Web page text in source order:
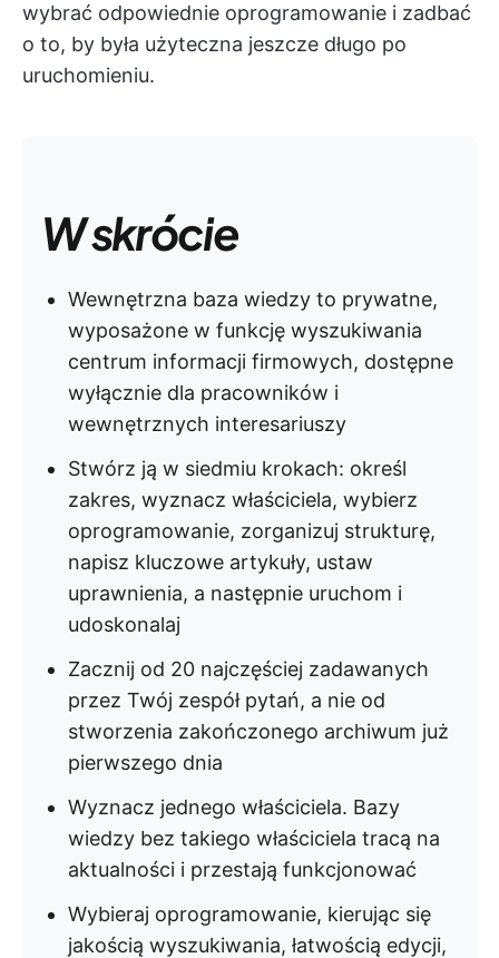
wybrać odpowiednie oprogramowanie i zadbać
o to, by była użyteczna jeszcze długo po
uruchomieniu.
W skrócie
Wewnętrzna baza wiedzy to prywatne,
wyposażone w funkcję wyszukiwania
centrum informacji firmowych, dostępne
wyłącznie dla pracowników i
wewnętrznych interesariuszy
Stwórz ją w siedmiu krokach: określ
zakres, wyznacz właściciela, wybierz
oprogramowanie, zorganizuj strukturę,
napisz kluczowe artykuły, ustaw
uprawnienia, a następnie uruchom i
udoskonalaj
Zacznij od 20 najczęściej zadawanych
przez Twój zespół pytań, a nie od
stworzenia zakończonego archiwum już
pierwszego dnia
Wyznacz jednego właściciela. Bazy
wiedzy bez takiego właściciela tracą na
aktualności i przestają funkcjonować
Wybieraj oprogramowanie, kierując się
jakością wyszukiwania, łatwością edycji,